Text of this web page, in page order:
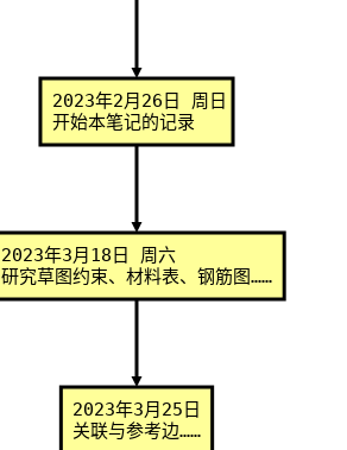
2023年2月26日 周日
开始本笔记的记录
2023年3月18日 周六
研究草图约束、材料表、钢筋图……
2023年3月25日
关联与参考边……